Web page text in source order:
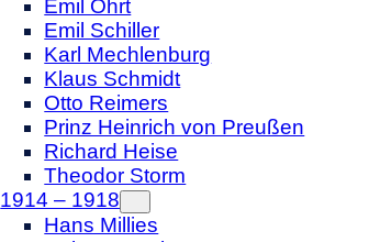
Emil Ohrt
Emil Schiller
Karl Mechlenburg
Klaus Schmidt
Otto Reimers
Prinz Heinrich von Preußen
Richard Heise
Theodor Storm
1914 – 1918
Hans Millies